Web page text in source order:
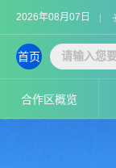
2026年08月07日
合作区概览
首页